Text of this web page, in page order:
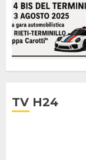
TV H24